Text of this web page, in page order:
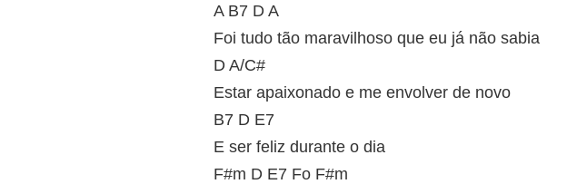
A B7 D A
Foi tudo tão maravilhoso que eu já não sabia
D A/C#
Estar apaixonado e me envolver de novo
B7 D E7
E ser feliz durante o dia
F#m D E7 Fo F#m